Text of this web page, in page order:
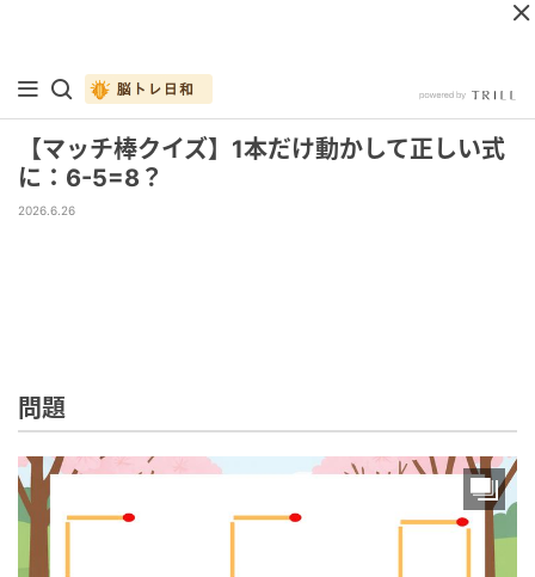
【マッチ棒クイズ】1本だけ動かして正しい式
に：6-5=8？
2026.6.26
問題